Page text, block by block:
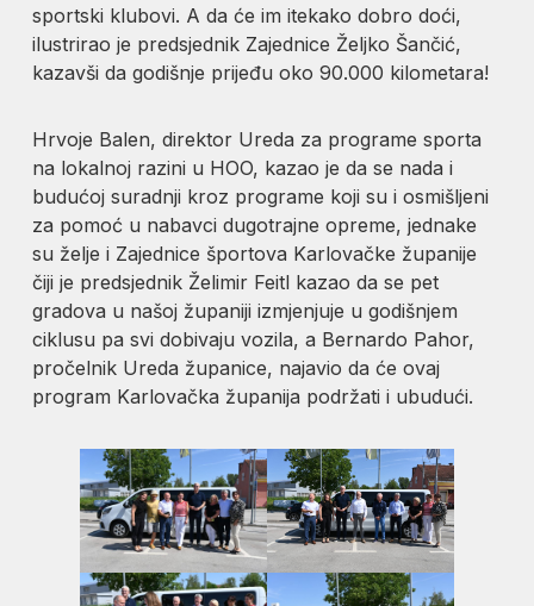
sportski klubovi. A da će im itekako dobro doći,
ilustrirao je predsjednik Zajednice Željko Šančić,
kazavši da godišnje prijeđu oko 90.000 kilometara!
Hrvoje Balen, direktor Ureda za programe sporta
na lokalnoj razini u HOO, kazao je da se nada i
budućoj suradnji kroz programe koji su i osmišljeni
za pomoć u nabavci dugotrajne opreme, jednake
su želje i Zajednice športova Karlovačke županije
čiji je predsjednik Želimir Feitl kazao da se pet
gradova u našoj županiji izmjenjuje u godišnjem
ciklusu pa svi dobivaju vozila, a Bernardo Pahor,
pročelnik Ureda županice, najavio da će ovaj
program Karlovačka županija podržati i ubudući.